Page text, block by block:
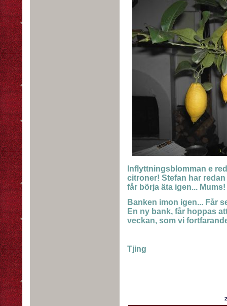
Inflyttningsblomman e
citroner! Stefan har
får börja äta igen...
Banken imon igen... Får
En ny bank, får hoppas
veckan, som vi
Tjing